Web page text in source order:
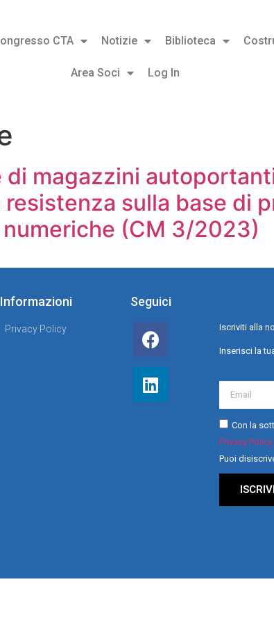
CTA Notizie Biblioteca
Area Soci Log In
magazzini
resistenza sulla base di
(CM 3/2023)
Informazioni
Privacy Policy
Seguici
Iscriviti alla
Inserisci la
Con la
Privacy Policy
Puoi